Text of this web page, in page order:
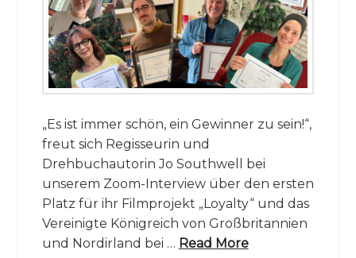
„Es ist immer schön, ein Gewinner zu sein!“,
freut sich Regisseurin und
Drehbuchautorin Jo Southwell bei
unserem Zoom-Interview über den ersten
Platz für ihr Filmprojekt „Loyalty“ und das
Vereinigte Königreich von Großbritannien
und Nordirland bei … Read More